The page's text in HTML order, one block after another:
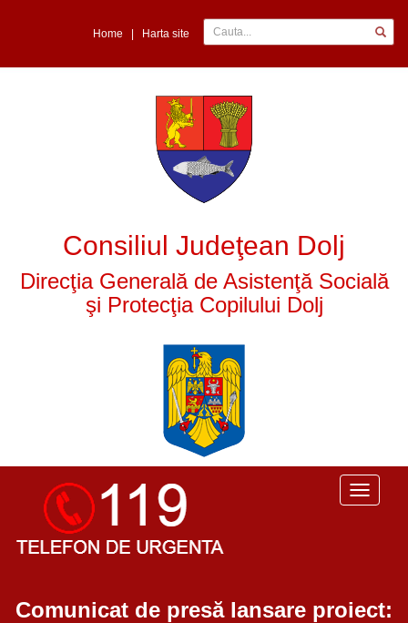
Home Harta site
Consiliul Judeţean Dolj
Direcţia Generală de Asistenţă Socială
şi Protecţia Copilului Dolj
Toggle
Comunicat de presă lansare proiect: